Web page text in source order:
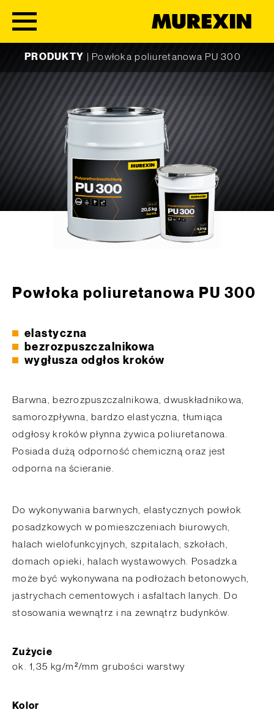
PRODUKTY
Powłoka poliuretanowa PU 300
Powłoka poliuretanowa PU 300
elastyczna
bezrozpuszczalnikowa
wygłusza odgłos kroków
Barwna, bezrozpuszczalnikowa, dwuskładnikowa,
samorozpływna, bardzo elastyczna, tłumiąca
odgłosy kroków płynna żywica poliuretanowa.
Posiada dużą odporność chemiczną oraz jest
odporna na ścieranie.
Do wykonywania barwnych, elastycznych powłok
posadzkowych w pomieszczeniach biurowych,
halach wielofunkcyjnych, szpitalach, szkołach,
domach opieki, halach wystawowych. Posadzka
może być wykonywana na podłożach betonowych,
jastrychach cementowych i asfaltach lanych. Do
stosowania wewnątrz i na zewnątrz budynków.
Zużycie
ok. 1,35 kg/m²/mm grubości warstwy
Kolor